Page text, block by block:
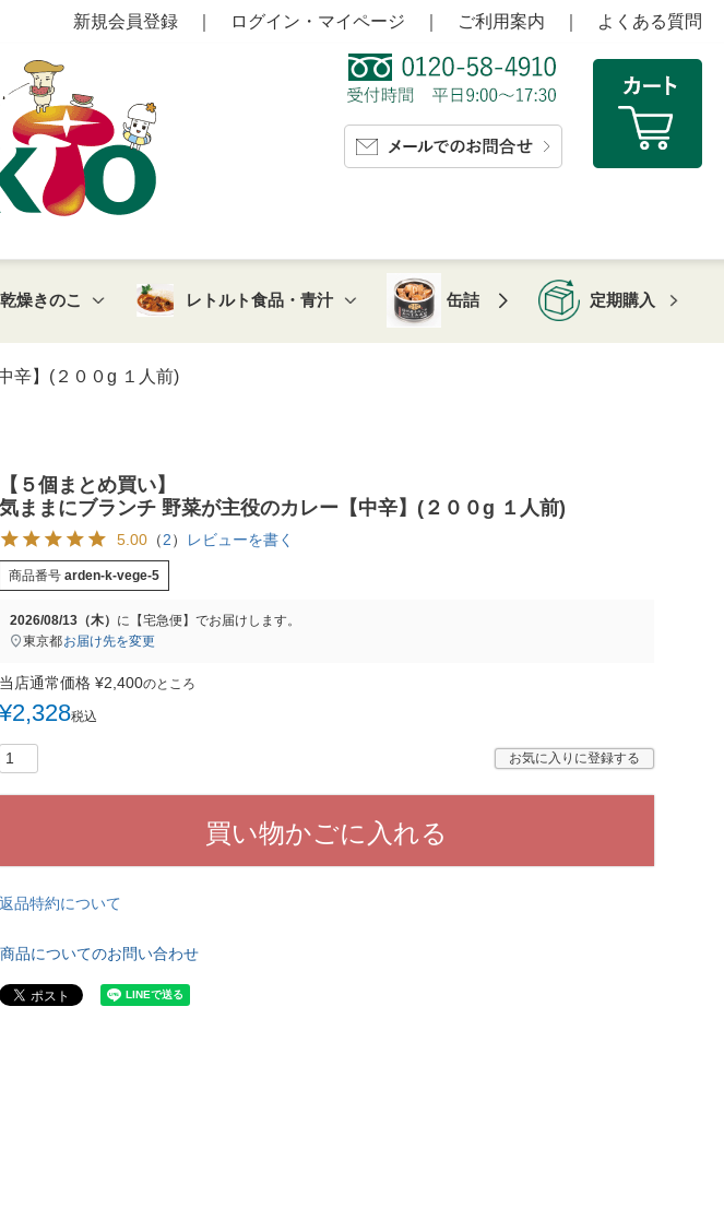
新規会員登録 ログイン・マイページ ご利用案内 よくある質問
燥きのこ レトルト食品・青汁 缶詰 定期購入
辛】(２００g １人前)
【５個まとめ買い】
気ままにブランチ 野菜が主役のカレー【中辛】(２００g １人前)
5.00 （2） レビューを書く
商品番号 arden-k-vege-5
2026/08/13（木） に 【宅急便】 でお届けします。
東京都お届け先を変更
当店通常価格 ¥2,400のところ
¥2,328税込
お気に入りに登録する
買い物かごに入れる
返品特約について
商品についてのお問い合わせ